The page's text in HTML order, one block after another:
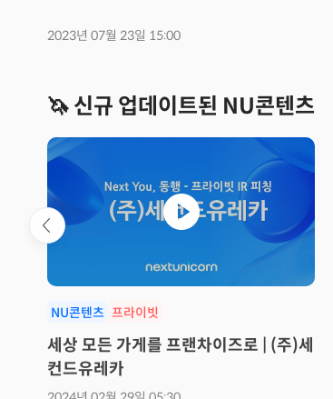
2023년 07월 23일 15:00
🦄 신규 업데이트된 NU콘텐츠
NU콘텐츠 프라이빗
세상 모든 가게를 프랜차이즈로 | (주)세
컨드유레카